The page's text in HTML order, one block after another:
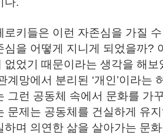
로키들은 이런 자존심을 가질
심을 어떻게 지니게 되었을까?
없었기 때문이라는 생각을 해
계망에서 분리된 ‘개인’이라
그런 공동체 속에서 문화를 가
문제는 공동체를 건실하게 유
하며 의연한 삶을 살아가는 문